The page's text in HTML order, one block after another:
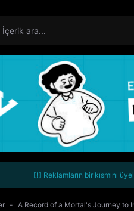
[!] Reklamların bir kısmını
A Record of a Mortal's Journey to